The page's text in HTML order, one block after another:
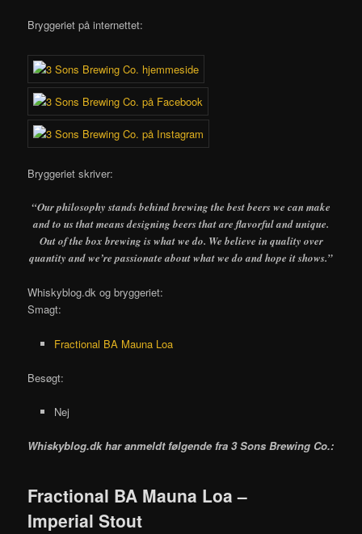
Bryggeriet på internettet:
Bryggeriet skriver:
“Our philosophy stands behind brewing the best beers we can make
and to us that means designing beers that are flavorful and unique.
Out of the box brewing is what we do. We believe in quality over
quantity and we’re passionate about what we do and hope it shows.”
Whiskyblog.dk og bryggeriet:
Smagt:
Fractional BA Mauna Loa
Besøgt:
Nej
Whiskyblog.dk har anmeldt følgende fra3 Sons Brewing Co.:
Fractional BA Mauna Loa –
Imperial Stout